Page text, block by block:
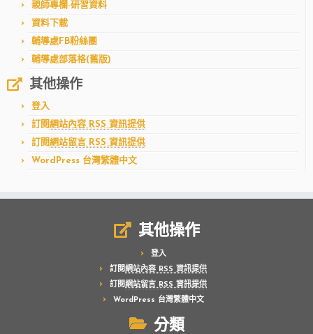
親師專欄-研習資料
資料下載
輔導處FB粉絲團
輔導處部落格(舊版)
其他操作
登入
訂閱網站內容 RSS 資訊提供
訂閱網站留言 RSS 資訊提供
WordPress 台灣繁體中文
其他操作
登入
訂閱網站內容 RSS 資訊提供
訂閱網站留言 RSS 資訊提供
WordPress 台灣繁體中文
分類